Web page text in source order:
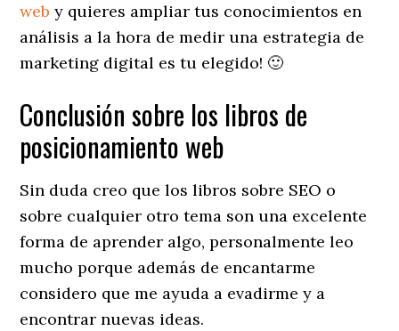
web y quieres ampliar tus conocimientos en
análisis a la hora de medir una estrategia de
marketing digital es tu elegido! 🙂
Conclusión sobre los libros de
posicionamiento web
Sin duda creo que los libros sobre SEO o
sobre cualquier otro tema son una excelente
forma de aprender algo, personalmente leo
mucho porque además de encantarme
considero que me ayuda a evadirme y a
encontrar nuevas ideas.